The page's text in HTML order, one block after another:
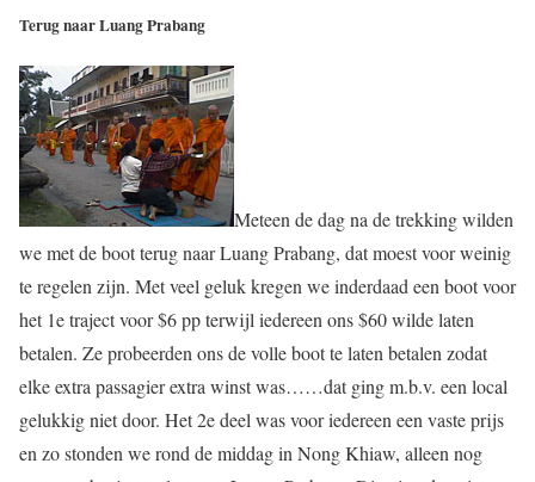
Terug naar Luang Prabang
Meteen de dag na de trekking wilden
we met de boot terug naar Luang Prabang, dat moest voor weinig
te regelen zijn. Met veel geluk kregen we inderdaad een boot voor
het 1e traject voor $6 pp terwijl iedereen ons $60 wilde laten
betalen. Ze probeerden ons de volle boot te laten betalen zodat
elke extra passagier extra winst was……dat ging m.b.v. een local
gelukkig niet door. Het 2e deel was voor iedereen een vaste prijs
en zo stonden we rond de middag in Nong Khiaw, alleen nog